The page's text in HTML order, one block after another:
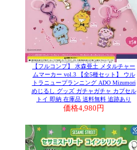
【フルコンプ】 水森亜土 メタルチャー
ムマーカー vol.3 【全5種セット】 ウル
トラニュープランニング ADO Mizumori
めじるし グッズ ガチャガチャ カプセル
トイ 即納 在庫品 送料無料 追跡あり
価格4,980円